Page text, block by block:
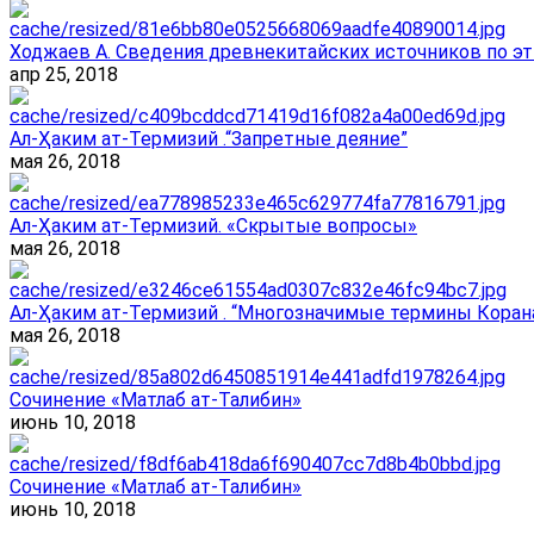
Ходжаев А. Сведения древнекитайских источников по
апр 25, 2018
Ал-Ҳаким ат-Термизий .“Запретные деяние”
мая 26, 2018
Ал-Ҳаким ат-Термизий. «Скрытые вопросы»
мая 26, 2018
Ал-Ҳаким ат-Термизий . “Многозначимые термины
мая 26, 2018
Сочинение «Матлаб ат-Талибин»
июнь 10, 2018
Сочинение «Матлаб ат-Талибин»
июнь 10, 2018